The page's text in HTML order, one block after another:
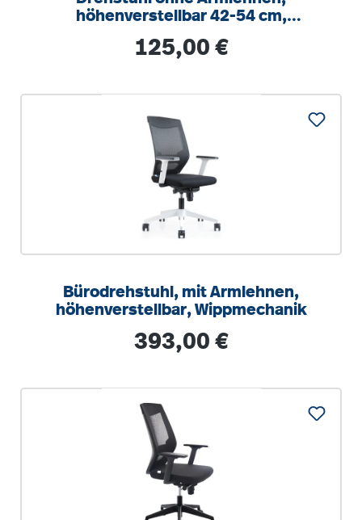
höhenverstellbar 42-54 cm,
Regulärer Preis:
125,00 €
Bürodrehstuhl, mit Armlehnen,
höhenverstellbar, Wippmechanik
Regulärer Preis:
393,00 €